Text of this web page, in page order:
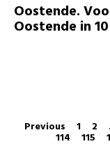
Oostende.
Oostende in
Previous 1 2
114 115